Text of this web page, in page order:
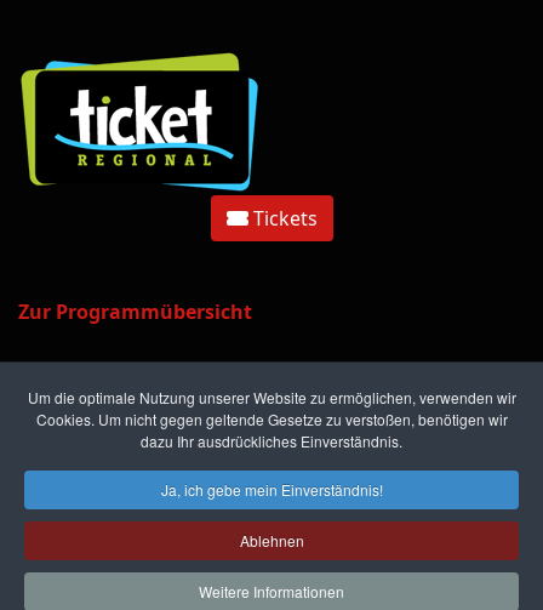
Um die optimale Nutzung unserer Website zu ermöglichen, verwenden wir
Cookies. Um nicht gegen geltende Gesetze zu verstoßen, benötigen wir
dazu Ihr ausdrückliches Einverständnis.
Ja, ich gebe mein Einverständnis!
Ablehnen
Weitere Informationen
Tickets
Zur Programmübersicht
Kriminal Tango • Krimifestival
Neunkirchen
Kontakt Datenschutz
Impressum
© 2026 Designed By mec Wirtschaftsdynamik